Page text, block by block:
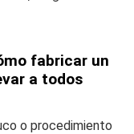
fabricar un
a todos
o procedimiento